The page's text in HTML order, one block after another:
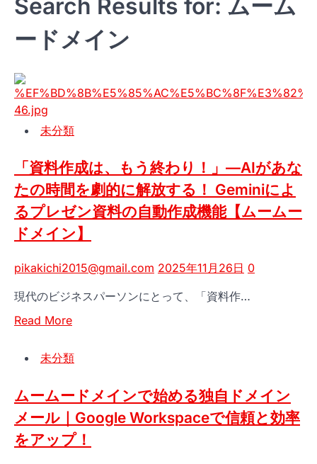
Search Results for: ムーム
ードメイン
未分類
「資料作成は、もう終わり！」—AIがあな
たの時間を劇的に解放する！ Geminiによ
るプレゼン資料の自動作成機能【ムームー
ドメイン】
pikakichi2015@gmail.com 2025年11月26日 0
現代のビジネスパーソンにとって、「資料作…
Read MoreRead
about
料
作
成
は、
未分類
ムームードメインで始める独自ドメイン
メール｜Google Workspaceで信頼と効率
をアップ！